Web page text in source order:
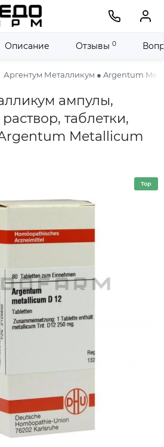
Аргентум Металликум ● Argentum
ампулы,
таблетки,
Metallicum
Описание Отзывы 0
Top